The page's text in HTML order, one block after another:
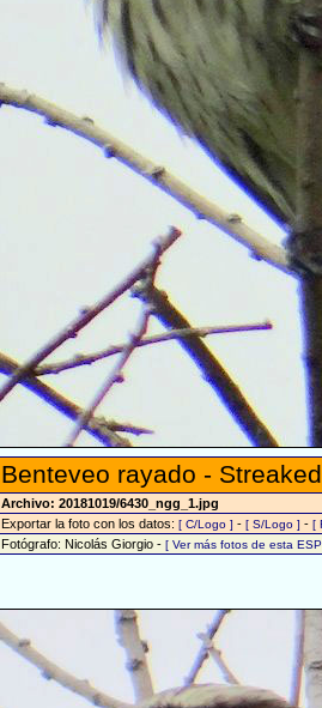
Benteveo rayado -
Archivo: 20181019/6430_ngg_1.jpg
Exportar la foto con los datos: [ C/Logo ] - [ S/Logo ] - [
Fotógrafo: Nicolás Giorgio - [ Ver más fotos de esta